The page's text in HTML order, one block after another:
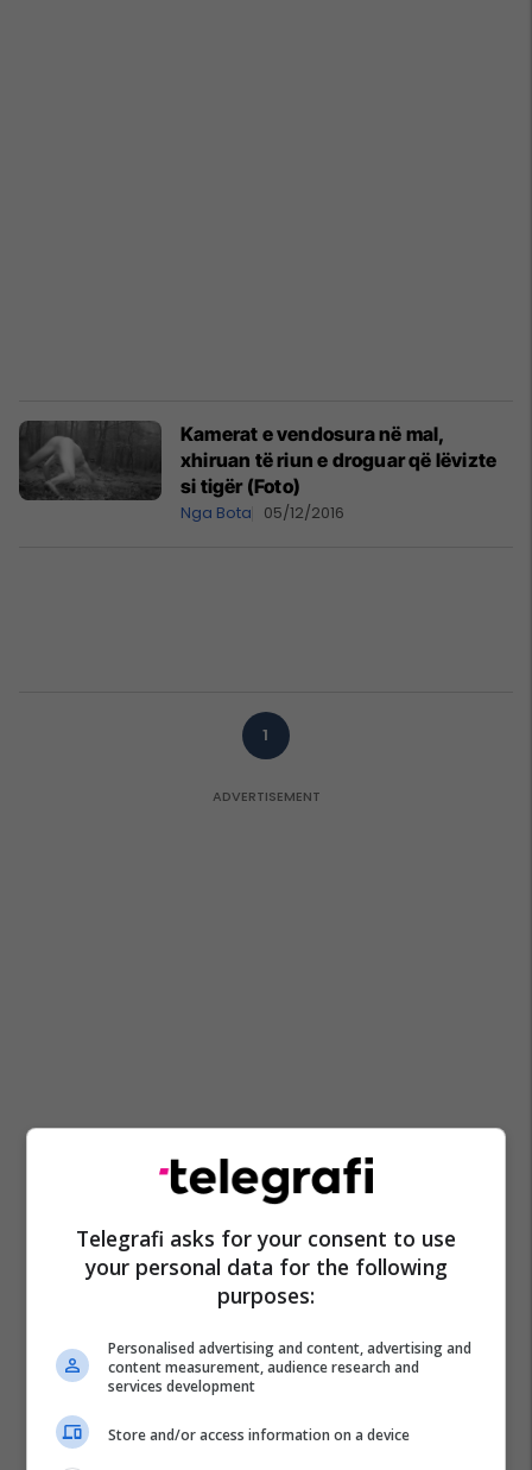
Kamerat e vendosura në mal,
xhiruan të riun e droguar që lëvizte
si tigër (Foto)
Nga Bota 05/12/2016
1
Telegrafi asks for your consent to use
your personal data for the following
purposes:
Personalised advertising and content, advertising and
content measurement, audience research and
services development
Store and/or access information on a device